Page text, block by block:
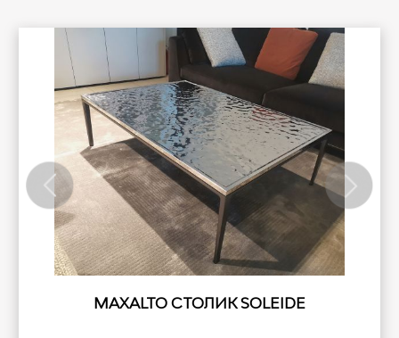
MAXALTO СТОЛИК SOLEIDE